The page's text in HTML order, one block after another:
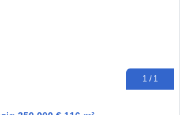
1 / 1